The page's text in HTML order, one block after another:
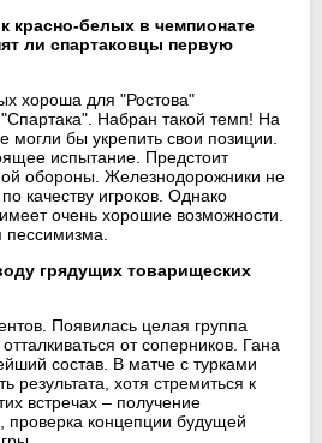
красно-белых в чемпионате
ли спартаковцы первую
хороша для "Ростова"
Набран такой темп! На
могли бы укрепить свои позиции.
испытание. Предстоит
обороны. Железнодорожники не
качеству игроков. Однако
очень хорошие возможности.
грядущих товарищеских
Появилась целая группа
от соперников. Гана
состав. В матче с турками
результата, хотя стремиться к
встречах – получение
проверка концепции будущей